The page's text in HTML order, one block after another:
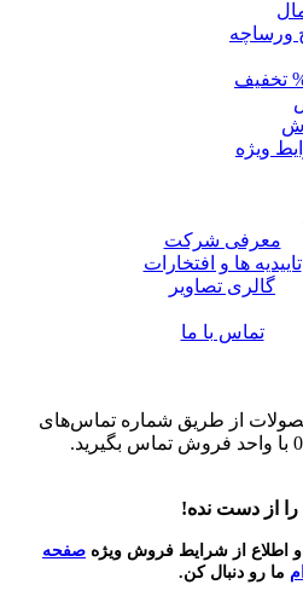
ویژه
معرفی شرکت
تاییدیه ها و افتخارات
گالری تصاویر
تماس با ما
از طریق شماره تماس‌‌های
از دست نده!
اطلاع از شرایط فروش ویژه صفحه
ما رو دنبال کن.